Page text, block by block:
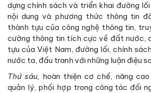
dựng chính sách và triển khai đường
nội dung và phương thức thông tin
thành tựu của công nghệ thông tin,
cường thông tin tích cực về đất nước,
tựu của Việt Nam, đường lối, chính
nước ta, đấu tranh với những luận điệu
Thứ sáu, hoàn thiện cơ chế, nâng
quản lý, phối hợp trong công tác đối